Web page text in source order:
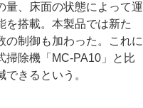
、床面の状態によって運
を搭載。本製品では新た
の制御も加わった。これに
掃除機「MC-PA10」と比
きるという。